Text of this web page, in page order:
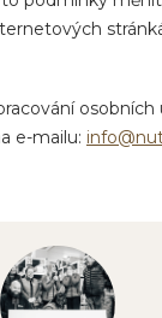
osobních
e-mailu: